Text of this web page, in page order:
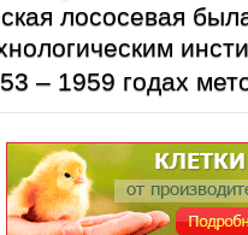
лососевая
– 1959 годах